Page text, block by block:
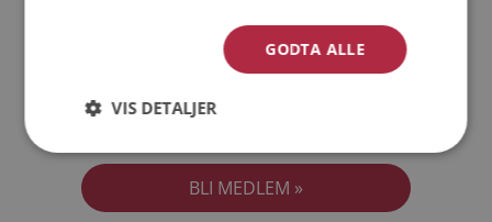
Jeg akseptererMedlemsvilkårene
GODTA ALLE
VIS DETALJER